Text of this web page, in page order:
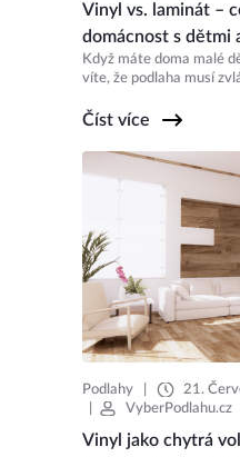
Vinyl vs. laminát –
domácnost s dětmi
Když máte doma malé
víte, že podlaha musí
Číst více
Podlahy
21.
VyberPodlahu.cz
Vinyl jako chytrá